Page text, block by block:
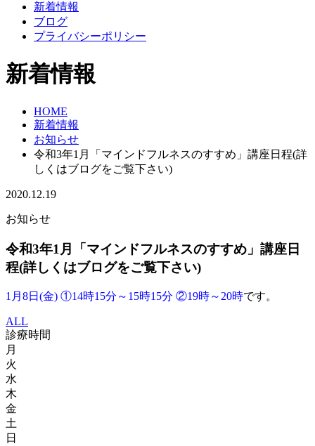
新着情報
ブログ
プライバシーポリシー
新着情報
HOME
新着情報
お知らせ
令和3年1月「マインドフルネスのすすめ」講座日程(詳
しくはブログをご覧下さい)
2020.12.19
お知らせ
令和3年1月「マインドフルネスのすすめ」講座日
程(詳しくはブログをご覧下さい)
1月8日(金) ①14時15分～15時15分 ②19時～20時です。
ALL
診療時間
月
火
水
木
金
土
日